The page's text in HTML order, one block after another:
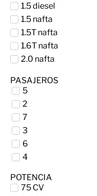
1.5 diesel
1.5 nafta
1.5T nafta
1.6T nafta
2.0 nafta
1.1
1.3
nafta 1.6
Electrico
3.6 nafta
1.8 nafta
Eléctrica
nafta 2,0
PASAJEROS
5
2
7
3
6
4
POTENCIA
75 CV